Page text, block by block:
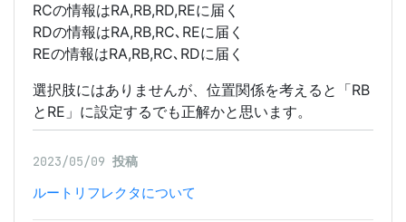
RCの情報はRA,RB,RD,REに届く
RDの情報はRA,RB,RC､REに届く
REの情報はRA,RB,RC､RDに届く
選択肢にはありませんが、位置関係を考えると「RB
とRE」に設定するでも正解かと思います。
2023/05/09 投稿
ルートリフレクタについて